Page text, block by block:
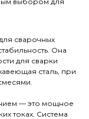
сварочных
Она
для сварки
сталь, при
— это мощное
токах. Система